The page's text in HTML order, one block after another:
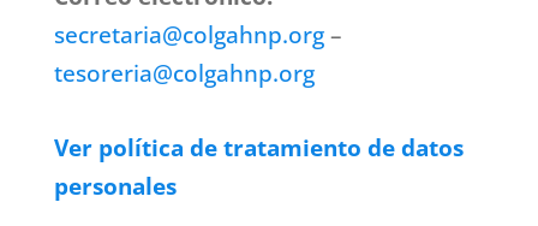
secretaria@colgahnp.org–
tesoreria@colgahnp.org
Ver política de tratamiento de datos
personales